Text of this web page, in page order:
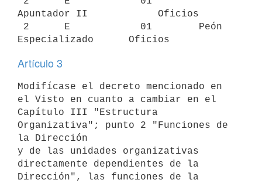
Apuntador II            Oficios
Artículo 3
Modifícase el decreto mencionado en
el Visto en cuanto a cambiar en el
Capítulo III "Estructura
Organizativa"; punto 2 "Funciones de
la Dirección
y de las unidades organizativas
directamente dependientes de la
Dirección", las funciones de la